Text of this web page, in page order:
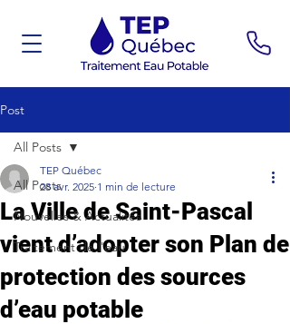
Post
All Posts
Nouvelles & Actualités
Traitement de l'eau
All Posts
La Ville de Saint-Pascal
vient d’adopter son Plan de
protection des sources
d’eau potable
TEP Québec
28 avr. 2025 1 min de lecture